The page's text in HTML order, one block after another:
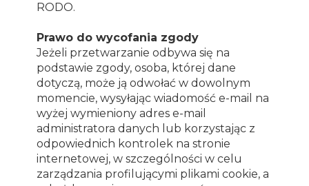
RODO.
Prawo do wycofania zgody
Jeżeli przetwarzanie odbywa się na
podstawie zgody, osoba, której dane
dotyczą, może ją odwołać w dowolnym
momencie, wysyłając wiadomość e-mail na
wyżej wymieniony adres e-mail
administratora danych lub korzystając z
odpowiednich kontrolek na stronie
internetowej, w szczególności w celu
zarządzania profilującymi plikami cookie, a